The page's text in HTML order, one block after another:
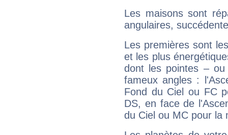
Les maisons sont
angulaires,
Les premières sont
et les plus
dont les pointes –
fameux angles :
Fond du Ciel ou FC
DS, en face de
du Ciel ou MC pour la